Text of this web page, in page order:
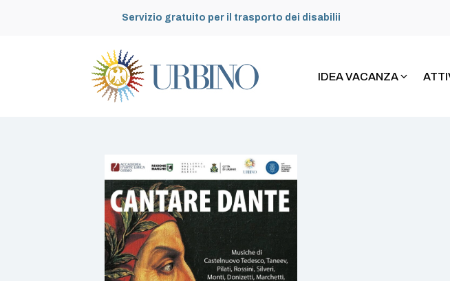
Servizio gratuito per il trasporto dei disabilii
IDEA VACANZA